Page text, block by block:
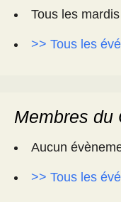
Tous les
>> Tous les
Membres du
Aucun
>> Tous les